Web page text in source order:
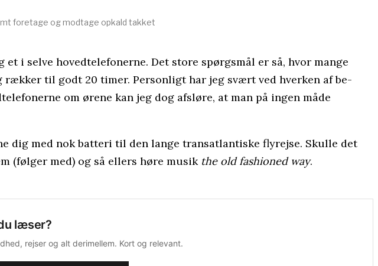
foretage og modtage opkald takket
i selve hovedtelefonerne. Det store spørgsmål er så, hvor mange
til godt 20 timer. Personligt har jeg svært ved hverken af be-
om ørene kan jeg dog afsløre, at man på ingen måde
dig med nok batteri til den lange transatlantiske flyrejse. Skulle det
(følger med) og så ellers høre musik the old fashioned way.
læser?
rejser og alt derimellem. Kort og relevant.